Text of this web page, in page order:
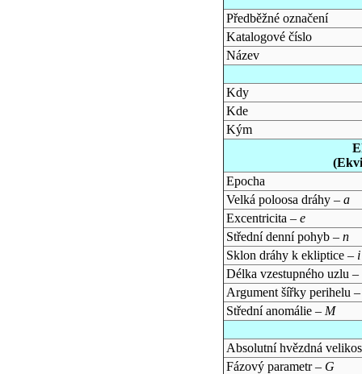
Předběžné označení
Katalogové číslo
Název
Kdy
Kde
Kým
Epocha
Velká poloosa dráhy – a
Excentricita – e
Střední denní pohyb – n
Sklon dráhy k ekliptice – i
Délka vzestupného uzlu –
Argument šířky perihelu
Střední anomálie – M
Absolutní hvězdná
Fázový parametr – G